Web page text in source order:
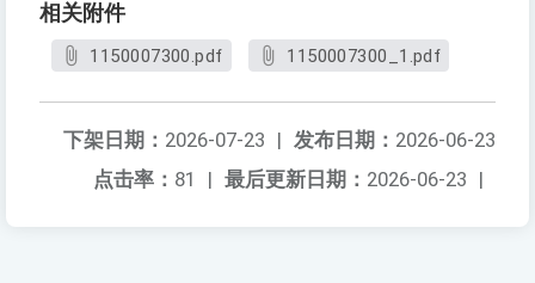
相关附件
1150007300.pdf 1150007300_1.pdf
发布日期： 2026-06-23
下架日期： 2026-07-23 |
最后更新日期： 2026-06-23 |
点击率： 81 |